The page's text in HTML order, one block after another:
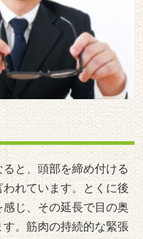
と、頭部を締め付ける
れています。とくに後
じ、その延長で目の奥
。筋肉の持続的な緊張